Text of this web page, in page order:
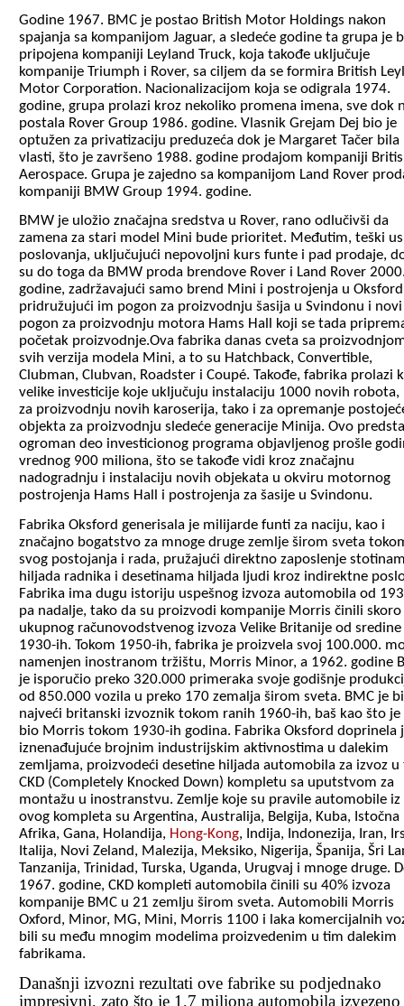
Godine 1967. BMC je postao British Motor Holdings nakon
spajanja sa kompanijom Jaguar, a sledeće godine ta grupa je
pripojena kompaniji Leyland Truck, koja takođe uključuje
kompanije Triumph i Rover, sa ciljem da se formira British
Motor Corporation. Nacionalizacijom koja se odigrala 1974.
godine, grupa prolazi kroz nekoliko promena imena, sve dok
postala Rover Group 1986. godine. Vlasnik Grejam Dej bio je
optužen za privatizaciju preduzeća dok je Margaret Tačer bila
vlasti, što je završeno 1988. godine prodajom kompaniji
Aerospace. Grupa je zajedno sa kompanijom Land Rover
kompaniji BMW Group 1994. godine.
BMW je uložio značajna sredstva u Rover, rano odlučivši da
zamena za stari model Mini bude prioritet. Međutim, teški
poslovanja, uključujući nepovoljni kurs funte i pad prodaje,
su do toga da BMW proda brendove Rover i Land Rover
godine, zadržavajući samo brend Mini i postrojenja u
pridružujući im pogon za proizvodnju šasija u Svindonu i novi
pogon za proizvodnju motora Hams Hall koji se tada
početak proizvodnje.Ova fabrika danas cveta sa
svih verzija modela Mini, a to su Hatchback, Convertible,
Clubman, Clubvan, Roadster i Coupé. Takođe, fabrika prolazi
velike investicije koje uključuju instalaciju 1000 novih robota,
za proizvodnju novih karoserija, tako i za opremanje
objekta za proizvodnju sledeće generacije Minija. Ovo
ogroman deo investicionog programa objavljenog prošle
vrednog 900 miliona, što se takođe vidi kroz značajnu
nadogradnju i instalaciju novih objekata u okviru motornog
postrojenja Hams Hall i postrojenja za šasije u Svindonu.
Fabrika Oksford generisala je milijarde funti za naciju, kao i
značajno bogatstvo za mnoge druge zemlje širom sveta
svog postojanja i rada, pružajući direktno zaposlenje
hiljada radnika i desetinama hiljada ljudi kroz indirektne
Fabrika ima dugu istoriju uspešnog izvoza automobila od
pa nadalje, tako da su proizvodi kompanije Morris činili skoro
ukupnog računovodstvenog izvoza Velike Britanije od sredine
1930-ih. Tokom 1950-ih, fabrika je proizvela svoj 100.000.
namenjen inostranom tržištu, Morris Minor, a 1962. godine
je isporučio preko 320.000 primeraka svoje godišnje
od 850.000 vozila u preko 170 zemalja širom sveta. BMC je
najveći britanski izvoznik tokom ranih 1960-ih, baš kao što
bio Morris tokom 1930-ih godina. Fabrika Oksford doprinela
iznenađujuće brojnim industrijskim aktivnostima u dalekim
zemljama, proizvodeći desetine hiljada automobila za izvoz u
CKD (Completely Knocked Down) kompletu sa uputstvom za
montažu u inostranstvu. Zemlje koje su pravile automobile iz
ovog kompleta su Argentina, Australija, Belgija, Kuba, Istočna
Afrika, Gana, Holandija, Hong-Kong, Indija, Indonezija, Iran,
Italija, Novi Zeland, Malezija, Meksiko, Nigerija, Španija, Šri
Tanzanija, Trinidad, Turska, Uganda, Urugvaj i mnoge druge.
1967. godine, CKD kompleti automobila činili su 40% izvoza
kompanije BMC u 21 zemlju širom sveta. Automobili Morris
Oxford, Minor, MG, Mini, Morris 1100 i laka komercijalnih
bili su među mnogim modelima proizvedenim u tim dalekim
fabrikama.
Današnji izvozni rezultati ove fabrike su podjednako
impresivni, zato što je 1,7 miliona automobila izvezeno